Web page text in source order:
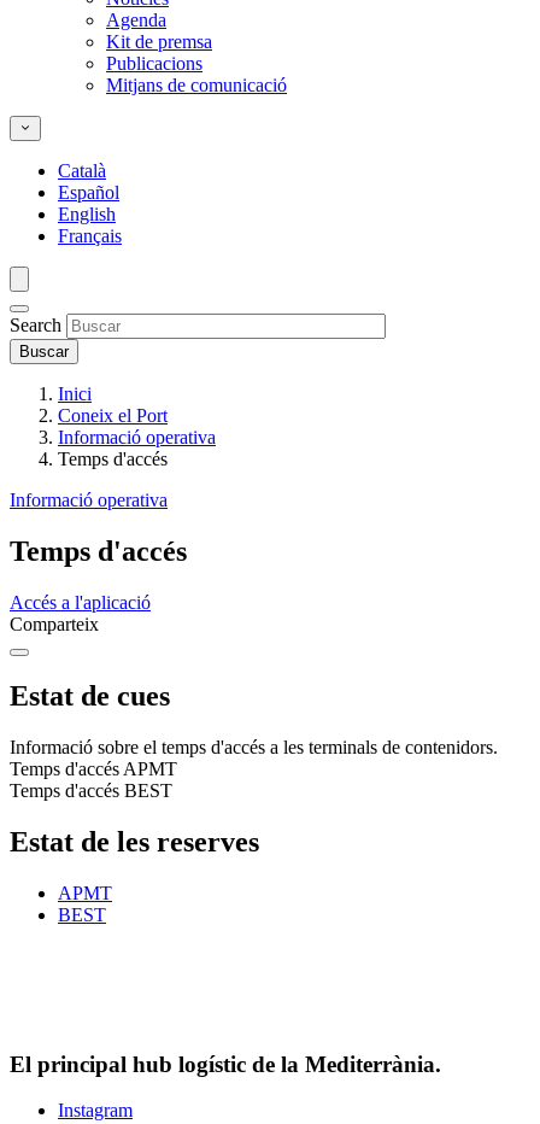
Agenda
Kit de premsa
Publicacions
Mitjans de comunicació
Català
Español
English
Français
Search
Inici
Coneix el Port
Informació operativa
Temps d'accés
Informació operativa
Temps d'accés
Accés a l'aplicació
Comparteix
Estat de cues
Informació sobre el temps d'accés a les terminals de contenidors.
Temps d'accés APMT
Temps d'accés BEST
Estat de les reserves
APMT
BEST
El principal hub logístic de la Mediterrània.
Instagram